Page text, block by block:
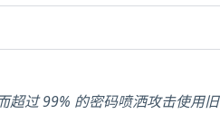
过 99% 的密码喷洒攻击使用旧